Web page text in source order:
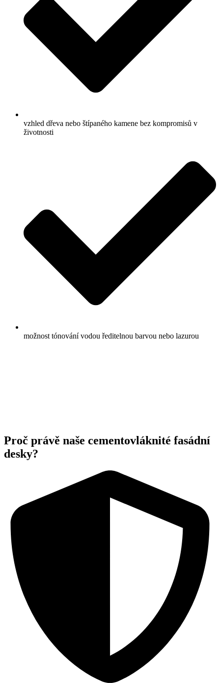
vzhled dřeva nebo štípaného kamene bez kompromisů v
životnosti
možnost tónování vodou ředitelnou barvou nebo lazurou
Proč právě naše cementovláknité fasádní
desky?